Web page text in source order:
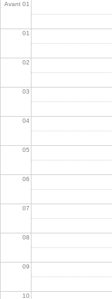
Avant 01
01
02
03
04
05
06
07
08
09
10